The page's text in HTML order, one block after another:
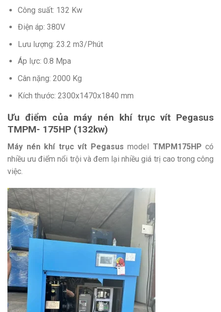
Công suất: 132 Kw
Điện áp: 380V
Lưu lượng: 23.2 m3/Phút
Áp lực: 0.8 Mpa
Cân nặng: 2000 Kg
Kích thước: 2300x1470x1840 mm
Ưu điểm của máy nén khí trục vít Pegasus
TMPM- 175HP (132kw)
Máy nén khí trục vít Pegasus model TMPM175HP có
nhiều ưu điểm nổi trội và đem lại nhiều giá trị cao trong công
việc.